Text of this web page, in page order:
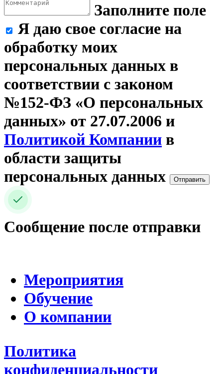
Заполните поле
Я даю свое согласие на
обработку моих
персональных данных в
соответствии с законом
№152-ФЗ «О персональных
данных» от 27.07.2006 и
Политикой Компании в
области защиты
персональных данных
Отправить
Сообщение после отправки
Мероприятия
Обучение
О компании
Политика
конфиденциальности